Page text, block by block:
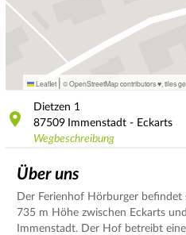
Leaflet | © OpenStreetMap contributors ♥, tiles
Dietzen 1
87509 Immenstadt - Eckarts
Wegbeschreibung
Über uns
Der Ferienhof Hörburger befindet
735 m Höhe zwischen Eckarts
Immenstadt. Der Hof betreibt